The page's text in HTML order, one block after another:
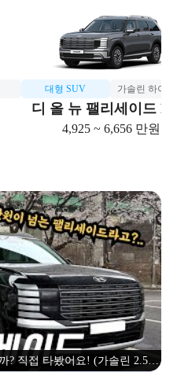
대형 SUV 가솔린 하이
디 올 뉴 팰리세이드
4,925 ~ 6,656 만원
? 직접 타봤어요! (가솔린 2.5터